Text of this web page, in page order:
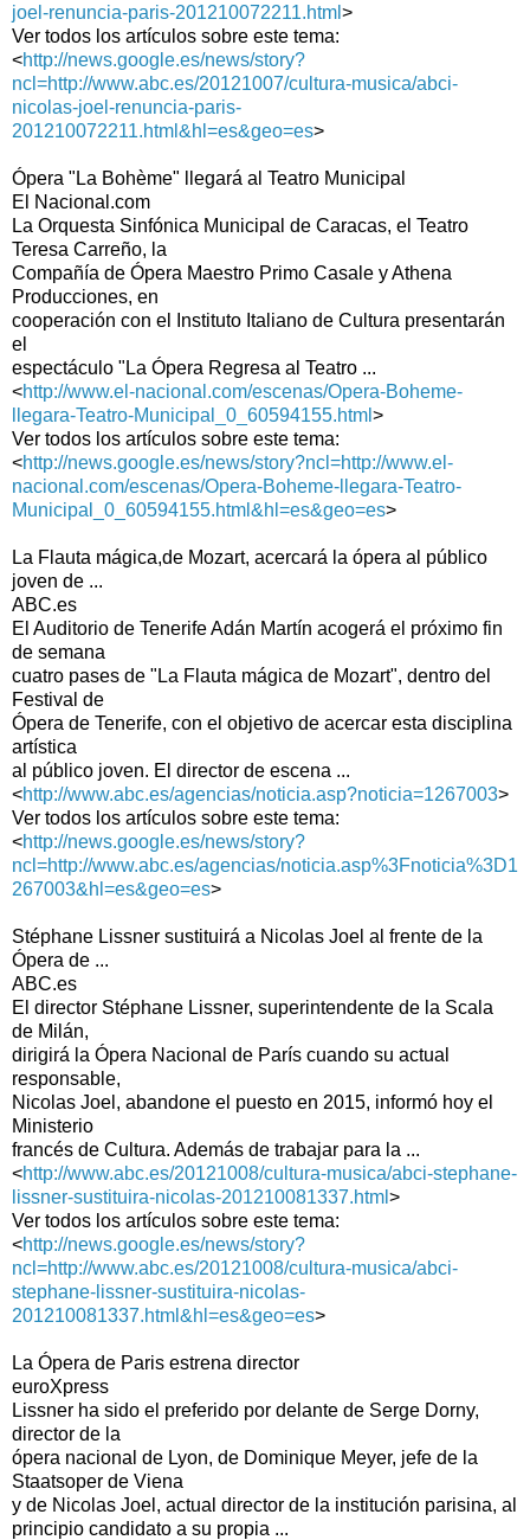
joel-renuncia-paris-201210072211.html >
Ver todos los artículos sobre este tema:
<http://news.google.es/news/story?
ncl=http://www.abc.es/20121007/cultura-musica/abci-
nicolas-joel-renuncia-paris-
201210072211.html&hl=es&geo=es>
Ópera "La Bohème" llegará al Teatro Municipal
El Nacional.com
La Orquesta Sinfónica Municipal de Caracas, el Teatro
Teresa Carreño, la
Compañía de Ópera Maestro Primo Casale y Athena
Producciones, en
cooperación con el Instituto Italiano de Cultura presentarán
el
espectáculo "La Ópera Regresa al Teatro ...
<http://www.el-nacional.com/escenas/Opera-Boheme-
llegara-Teatro-Municipal_0_60594155.html >
Ver todos los artículos sobre este tema:
<http://news.google.es/news/story?ncl=http://www.el-
nacional.com/escenas/Opera-Boheme-llegara-Teatro-
Municipal_0_60594155.html&hl=es&geo=es>
La Flauta mágica,de Mozart, acercará la ópera al público
joven de ...
ABC.es
El Auditorio de Tenerife Adán Martín acogerá el próximo fin
de semana
cuatro pases de "La Flauta mágica de Mozart", dentro del
Festival de
Ópera de Tenerife, con el objetivo de acercar esta disciplina
artística
al público joven. El director de escena ...
<http://www.abc.es/agencias/noticia.asp?noticia=1267003>
Ver todos los artículos sobre este tema:
<http://news.google.es/news/story?
ncl=http://www.abc.es/agencias/noticia.asp%3Fnoticia%3D1
267003&hl=es&geo=es>
Stéphane Lissner sustituirá a Nicolas Joel al frente de la
Ópera de ...
ABC.es
El director Stéphane Lissner, superintendente de la Scala
de Milán,
dirigirá la Ópera Nacional de París cuando su actual
responsable,
Nicolas Joel, abandone el puesto en 2015, informó hoy el
Ministerio
francés de Cultura. Además de trabajar para la ...
<http://www.abc.es/20121008/cultura-musica/abci-stephane-
lissner-sustituira-nicolas-201210081337.html >
Ver todos los artículos sobre este tema:
<http://news.google.es/news/story?
ncl=http://www.abc.es/20121008/cultura-musica/abci-
stephane-lissner-sustituira-nicolas-
201210081337.html&hl=es&geo=es>
La Ópera de Paris estrena director
euroXpress
Lissner ha sido el preferido por delante de Serge Dorny,
director de la
ópera nacional de Lyon, de Dominique Meyer, jefe de la
Staatsoper de Viena
y de Nicolas Joel, actual director de la institución parisina, al
principio candidato a su propia ...